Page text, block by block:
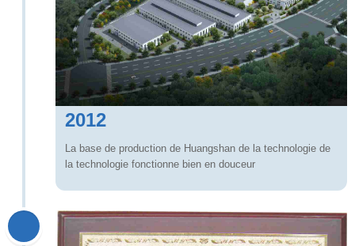
2012
La base de production de Huangshan de la technologie de
la technologie fonctionne bien en douceur